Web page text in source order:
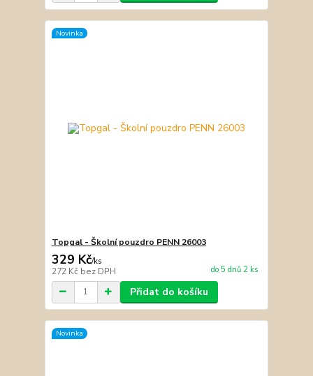
Novinka
Topgal - Školní pouzdro PENN 26003
329 Kč/ks
272 Kč bez DPH do 5 dnů 2 ks
Přidat do košíku
Novinka